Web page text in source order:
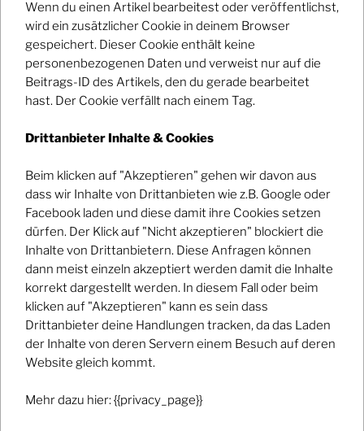
Wenn du einen Artikel bearbeitest oder veröffentlichst,
wird ein zusätzlicher Cookie in deinem Browser
gespeichert. Dieser Cookie enthält keine
personenbezogenen Daten und verweist nur auf die
Beitrags-ID des Artikels, den du gerade bearbeitet
hast. Der Cookie verfällt nach einem Tag.
Drittanbieter Inhalte & Cookies
Beim klicken auf "Akzeptieren" gehen wir davon aus
dass wir Inhalte von Drittanbieten wie z.B. Google oder
Facebook laden und diese damit ihre Cookies setzen
dürfen. Der Klick auf "Nicht akzeptieren" blockiert die
Inhalte von Drittanbietern. Diese Anfragen können
dann meist einzeln akzeptiert werden damit die Inhalte
korrekt dargestellt werden. In diesem Fall oder beim
klicken auf "Akzeptieren" kann es sein dass
Drittanbieter deine Handlungen tracken, da das Laden
der Inhalte von deren Servern einem Besuch auf deren
Website gleich kommt.
Mehr dazu hier: {{privacy_page}}